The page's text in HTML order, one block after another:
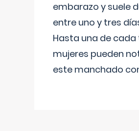
embarazo y suele
entre uno y tres
Hasta una de cada
mujeres pueden
este manchado